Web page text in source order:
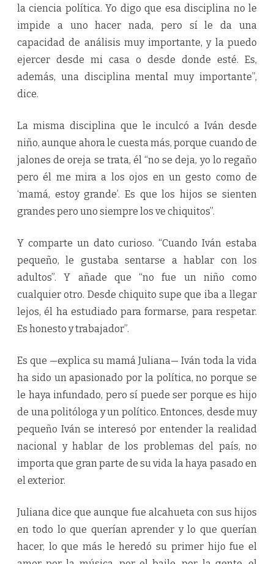
la ciencia política. Yo digo que esa disciplina no le
impide a uno hacer nada, pero sí le da una
capacidad de análisis muy importante, y la puedo
ejercer desde mi casa o desde donde esté. Es,
además, una disciplina mental muy importante”,
dice.
La misma disciplina que le inculcó a Iván desde
niño, aunque ahora le cuesta más, porque cuando de
jalones de oreja se trata, él “no se deja, yo lo regaño
pero él me mira a los ojos en un gesto como de
‘mamá, estoy grande’. Es que los hijos se sienten
grandes pero uno siempre los ve chiquitos”.
Y comparte un dato curioso. “Cuando Iván estaba
pequeño, le gustaba sentarse a hablar con los
adultos”. Y añade que “no fue un niño como
cualquier otro. Desde chiquito supe que iba a llegar
lejos, él ha estudiado para formarse, para respetar.
Es honesto y trabajador”.
Es que —explica su mamá Juliana— Iván toda la vida
ha sido un apasionado por la política, no porque se
le haya infundado, pero sí puede ser porque es hijo
de una politóloga y un político. Entonces, desde muy
pequeño Iván se interesó por entender la realidad
nacional y hablar de los problemas del país, no
importa que gran parte de su vida la haya pasado en
el exterior.
Juliana dice que aunque fue alcahueta con sus hijos
en todo lo que querían aprender y lo que querían
hacer, lo que más le heredó su primer hijo fue el